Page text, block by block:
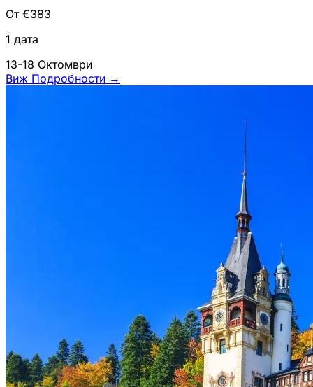
От €383
1 дата
13-18 Октомври
Виж Подробности →